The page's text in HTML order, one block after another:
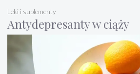
Antydepresanty w ciąży
Leki i suplementy